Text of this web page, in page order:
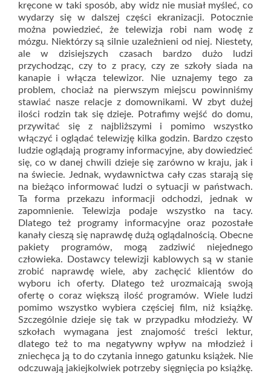
kręcone w taki sposób, aby widz nie musiał myśleć, co
wydarzy się w dalszej części ekranizacji. Potocznie
można powiedzieć, że telewizja robi nam wodę z
mózgu. Niektórzy są silnie uzależnieni od niej. Niestety,
ale w dzisiejszych czasach bardzo dużo ludzi
przychodząc, czy to z pracy, czy ze szkoły siada na
kanapie i włącza telewizor. Nie uznajemy tego za
problem, chociaż na pierwszym miejscu powinniśmy
stawiać nasze relacje z domownikami. W zbyt dużej
ilości rodzin tak się dzieje. Potrafimy wejść do domu,
przywitać się z najbliższymi i pomimo wszystko
włączyć i oglądać telewizję kilka godzin. Bardzo często
ludzie oglądają programy informacyjne, aby dowiedzieć
się, co w danej chwili dzieje się zarówno w kraju, jak i
na świecie. Jednak, wydawnictwa cały czas starają się
na bieżąco informować ludzi o sytuacji w państwach.
Ta forma przekazu informacji odchodzi, jednak w
zapomnienie. Telewizja podaje wszystko na tacy.
Dlatego też programy informacyjne oraz pozostałe
kanały cieszą się naprawdę dużą oglądalnością. Obecne
pakiety programów, mogą zadziwić niejednego
człowieka. Dostawcy telewizji kablowych są w stanie
zrobić naprawdę wiele, aby zachęcić klientów do
wyboru ich oferty. Dlatego też urozmaicają swoją
ofertę o coraz większą ilość programów. Wiele ludzi
pomimo wszystko wybiera częściej film, niż książkę.
Szczególnie dzieje się tak w przypadku młodzieży. W
szkołach wymagana jest znajomość treści lektur,
dlatego też to ma negatywny wpływ na młodzież i
zniechęca ją to do czytania innego gatunku książek. Nie
odczuwają jakiejkolwiek potrzeby sięgnięcia po książkę.